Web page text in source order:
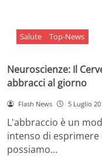
Salute Top-News
Neuroscienze: Il
abbracci al giorno
Flash News 5 Luglio
L'abbraccio è un
intenso di
possiamo…